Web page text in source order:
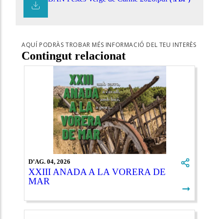
AQUÍ PODRÀS TROBAR MÉS INFORMACIÓ DEL TEU INTERÈS
Contingut relacionat
D’AG. 04, 2026
XXIII ANADA A LA VORERA DE
MAR
➞